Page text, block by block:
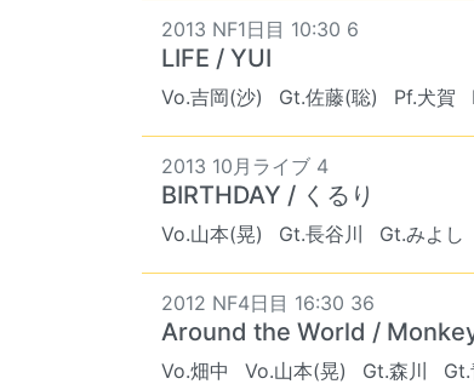
2013 NF1日目 10:30 6
LIFE / YUI
Vo.吉岡(沙) Gt.佐藤(聡) Pf.犬賀
2013 10月ライブ 4
BIRTHDAY / くるり
Vo.山本(晃) Gt.長谷川 Gt.みよし
2012 NF4日目 16:30 36
Around the World /
Vo.畑中 Vo.山本(晃) Gt.森川